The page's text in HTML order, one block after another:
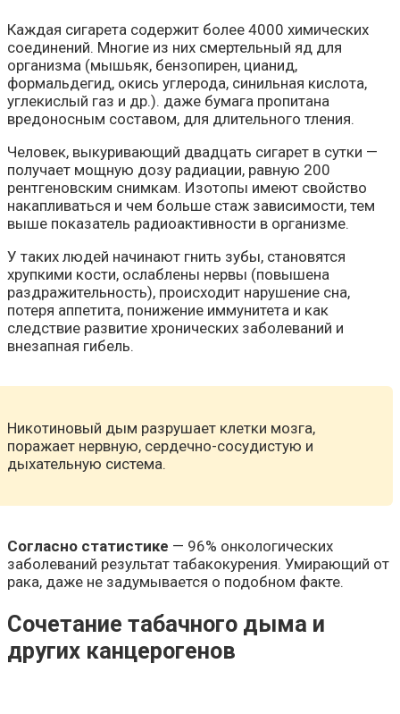
Каждая сигарета содержит более 4000 химических
соединений. Многие из них смертельный яд для
организма (мышьяк, бензопирен, цианид,
формальдегид, окись углерода, синильная кислота,
углекислый газ и др.). даже бумага пропитана
вредоносным составом, для длительного тления.
Человек, выкуривающий двадцать сигарет в сутки —
получает мощную дозу радиации, равную 200
рентгеновским снимкам. Изотопы имеют свойство
накапливаться и чем больше стаж зависимости, тем
выше показатель радиоактивности в организме.
У таких людей начинают гнить зубы, становятся
хрупкими кости, ослаблены нервы (повышена
раздражительность), происходит нарушение сна,
потеря аппетита, понижение иммунитета и как
следствие развитие хронических заболеваний и
внезапная гибель.
Никотиновый дым разрушает клетки мозга,
поражает нервную, сердечно-сосудистую и
дыхательную система.
Согласно статистике — 96% онкологических
заболеваний результат табакокурения. Умирающий от
рака, даже не задумывается о подобном факте.
Сочетание табачного дыма и
других канцерогенов